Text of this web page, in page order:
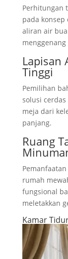
Perhitungan
pada
aliran air
Lapisan
Tinggi
Pemilihan
solusi
meja dari
panjang.
Ruang
rumah
fungsional
meletakkan
Kamar